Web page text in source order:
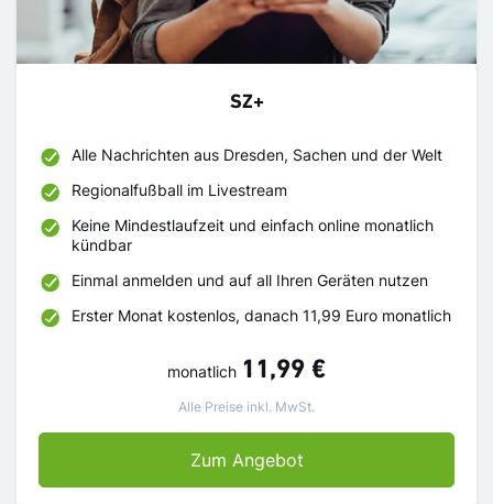
SZ+
Alle Nachrichten aus Dresden, Sachen und der Welt
Regionalfußball im Livestream
Keine Mindestlaufzeit und einfach online monatlich
kündbar
Einmal anmelden und auf all Ihren Geräten nutzen
Erster Monat kostenlos, danach 11,99 Euro monatlich
monatlich 11,99 €
Alle Preise inkl. MwSt.
Zum AngebotSZ+